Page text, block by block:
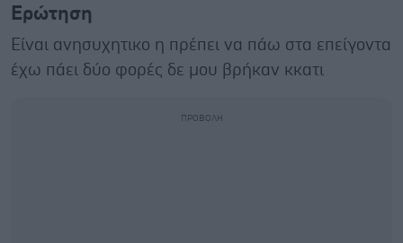
Ερώτηση
Είναι ανησυχητικο η πρέπει να πάω στα επείγοντα
έχω πάει δύο φορές δε μου βρήκαν κκατι